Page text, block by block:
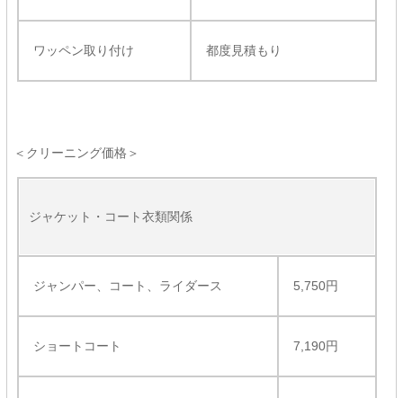
ワッペン取り付け 都度見積もり
＜クリーニング価格＞
ジャケット・コート衣類関係
ジャンパー、コート、ライダース 5,750円
ショートコート 7,190円